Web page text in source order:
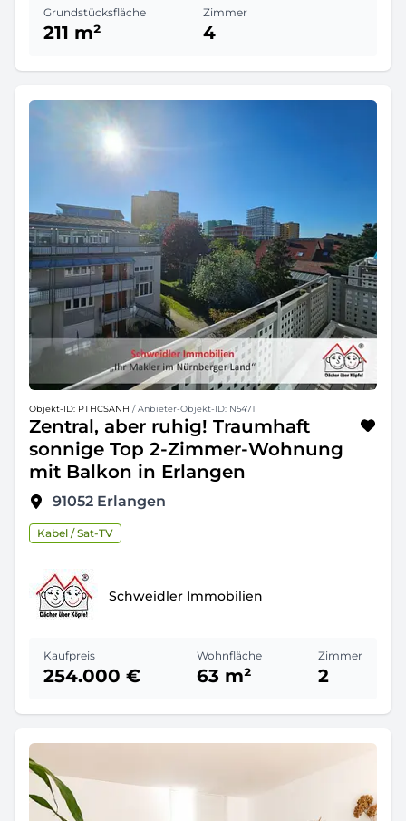
Grundstücksfläche
211 m²
Zimmer
4
Objekt-ID: PTHCSANH / Anbieter-Objekt-ID: N5471
Zentral, aber ruhig! Traumhaft
sonnige Top 2-Zimmer-Wohnung
mit Balkon in Erlangen
91052 Erlangen
Kabel / Sat-TV
Schweidler Immobilien
Kaufpreis
254.000 €
Wohnfläche
63 m²
Zimmer
2